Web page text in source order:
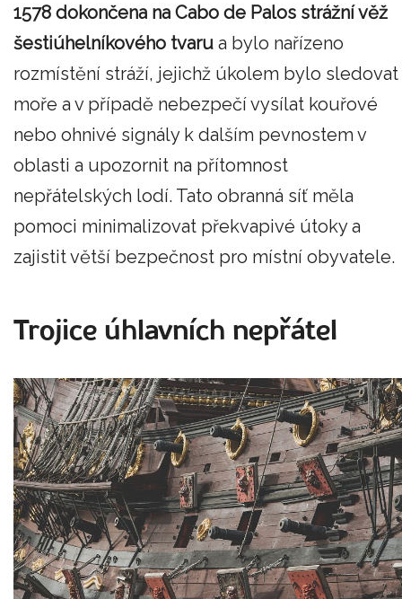
1578 dokončena na Cabo de Palos strážní věž
šestiúhelníkového tvaru a bylo nařízeno
rozmístění stráží, jejichž úkolem bylo sledovat
moře a v případě nebezpečí vysílat kouřové
nebo ohnivé signály k dalším pevnostem v
oblasti a upozornit na přítomnost
nepřátelských lodí. Tato obranná síť měla
pomoci minimalizovat překvapivé útoky a
zajistit větší bezpečnost pro místní obyvatele.
Trojice úhlavních nepřátel